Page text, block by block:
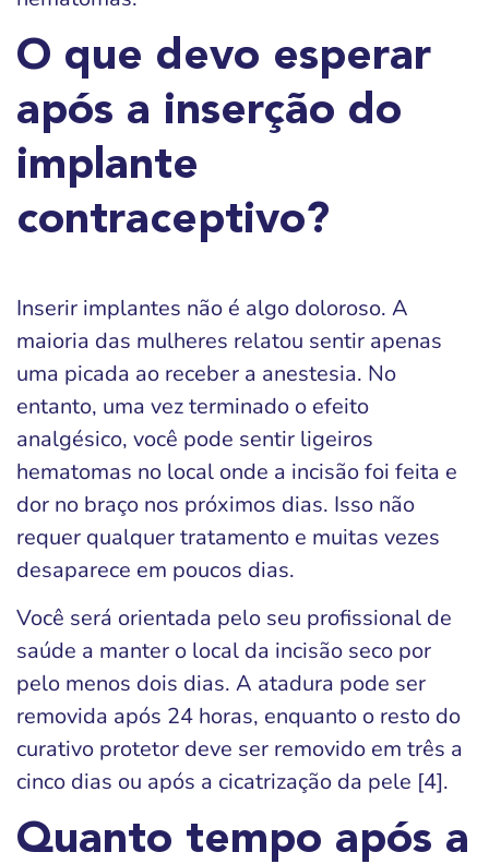
O que devo esperar
após a inserção do
implante
contraceptivo?
Inserir implantes não é algo doloroso. A
maioria das mulheres relatou sentir apenas
uma picada ao receber a anestesia. No
entanto, uma vez terminado o efeito
analgésico, você pode sentir ligeiros
hematomas no local onde a incisão foi feita e
dor no braço nos próximos dias. Isso não
requer qualquer tratamento e muitas vezes
desaparece em poucos dias.
Você será orientada pelo seu profissional de
saúde a manter o local da incisão seco por
pelo menos dois dias. A atadura pode ser
removida após 24 horas, enquanto o resto do
curativo protetor deve ser removido em três a
cinco dias ou após a cicatrização da pele [4].
Quanto tempo após a